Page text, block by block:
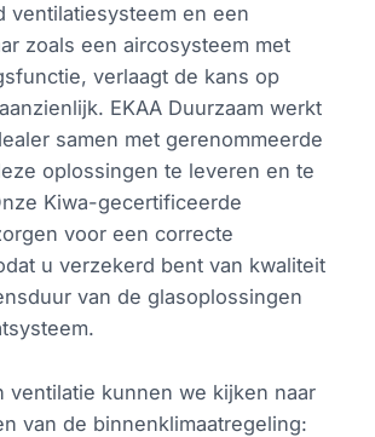
ventilatiesysteem en een
zoals een aircosysteem met
verlaagt de kans op
EKAA Duurzaam werkt
samen met gerenommeerde
oplossingen te leveren en te
Kiwa-gecertificeerde
voor een correcte
u verzekerd bent van kwaliteit
van de glasoplossingen
ventilatie kunnen we kijken naar
van de binnenklimaatregeling: